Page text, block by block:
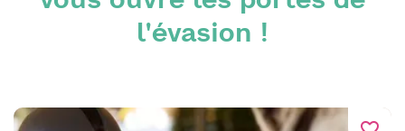
l'évasion !